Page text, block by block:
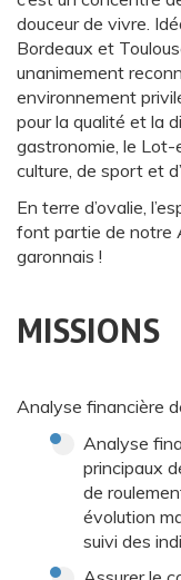
douceur de vivre.
Bordeaux et
unanimement
environnement
pour la qualité et la
gastronomie, le
culture, de sport et
En terre d’ovalie,
font partie de notre
garonnais !
MISSIONS
Analyse financière
Analyse
principaux
de
évolution
suivi des